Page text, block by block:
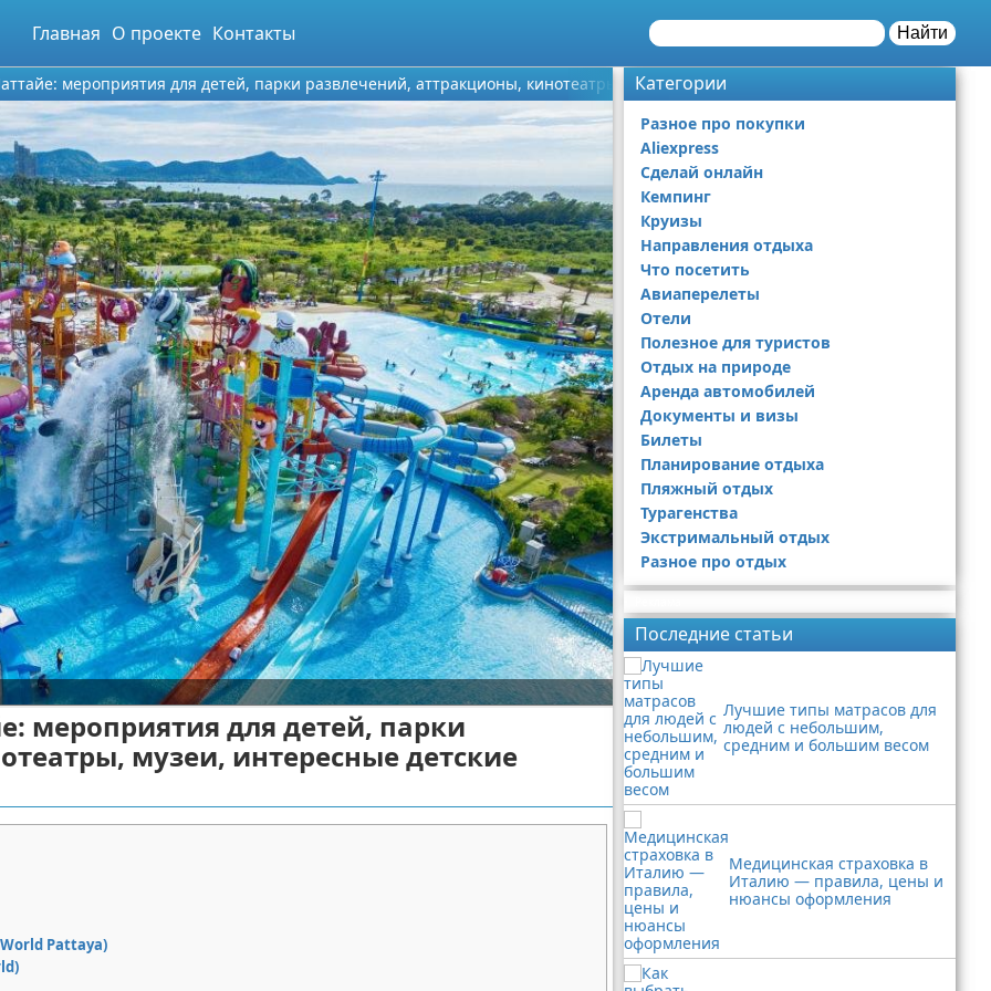
Главная О проекте Контакты Найти
мероприятия для детей, парки развлечений, аттракционы, кинотеатры, музеи, интересные детские экскурсии
мероприятия для детей, парки
музеи, интересные детские
Pattaya)
Категории
Разное про покупки
Aliexpress
Сделай онлайн
Кемпинг
Круизы
Направления отдыха
Что посетить
Авиаперелеты
Отели
Полезное для туристов
Отдых на природе
Аренда автомобилей
Документы и визы
Билеты
Планирование отдыха
Пляжный отдых
Турагенства
Экстримальный отдых
Разное про отдых
Последние статьи
Лучшие типы матрасов для
людей с небольшим,
средним и большим весом
Медицинская страховка в
Италию — правила, цены и
нюансы оформления